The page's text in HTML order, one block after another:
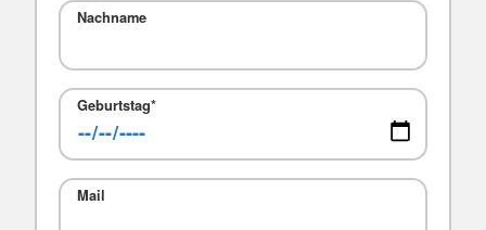
Nachname
Geburtstag*
Mail